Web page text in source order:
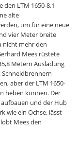
LTM 1650-8.1
alte
um für eine neue
vier Meter breite
nicht mehr den
Mees rüstete
Metern Ausladung
aber der LTM 1650-
heben können. Der
aufbauen und der Hub
wie ein Ochse, lässt
Mees den